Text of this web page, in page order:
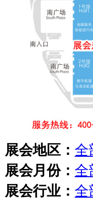
展会地区： 全
展会月份： 全
展会行业： 全